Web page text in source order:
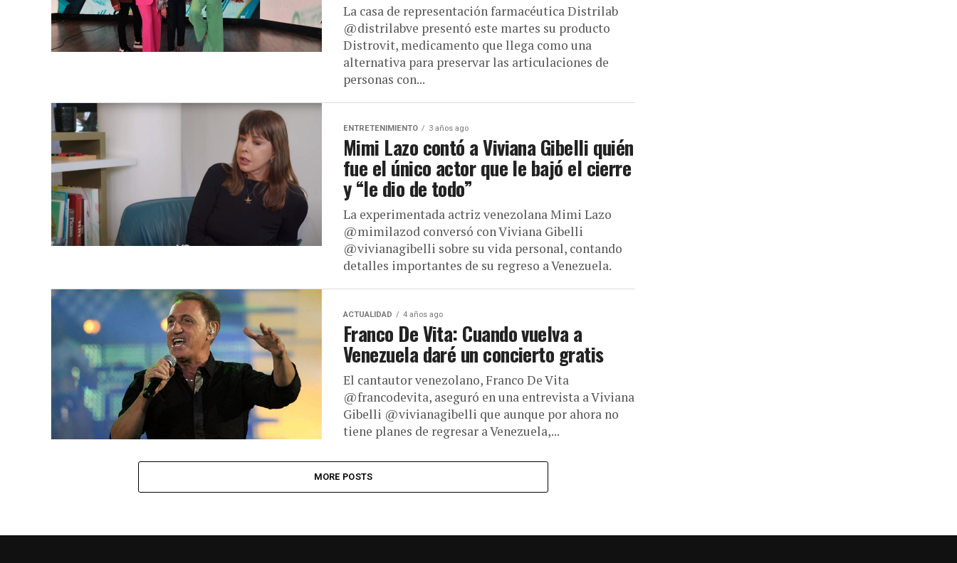
La casa de representación farmacéutica Distrilab
@distrilabve presentó este martes su producto
Distrovit, medicamento que llega como una
alternativa para preservar las articulaciones de
personas con...
ENTRETENIMIENTO 3 años ago
Mimi Lazo contó a Viviana Gibelli quién
fue el único actor que le bajó el cierre
y “le dio de todo”
La experimentada actriz venezolana Mimi Lazo
@mimilazod conversó con Viviana Gibelli
@vivianagibelli sobre su vida personal, contando
detalles importantes de su regreso a Venezuela.
ACTUALIDAD 4 años ago
Franco De Vita: Cuando vuelva a
Venezuela daré un concierto gratis
El cantautor venezolano, Franco De Vita
@francodevita, aseguró en una entrevista a Viviana
Gibelli @vivianagibelli que aunque por ahora no
tiene planes de regresar a Venezuela,...
MORE POSTS